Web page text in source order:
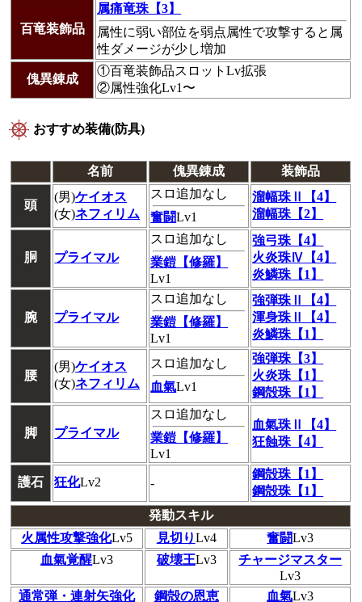
百竜装飾品
属痛竜珠【3】
属性に弱い部位を弱点属性で攻撃すると属
性ダメージが少し増加
傀異錬成
①百竜装飾品スロットLv拡張
②属性強化Lv1〜
おすすめ装備(防具)
名前 傀異錬成 装飾品
頭
(男)ケイオス
(女)ネフィリム
スロ追加なし
奮闘Lv1
溜幅珠Ⅱ【4】
溜幅珠【2】
胴 プライマル
スロ追加なし
業鎧【修羅】
Lv1
強弓珠【4】
火炎珠Ⅳ【4】
炎鱗珠【1】
腕 プライマル
スロ追加なし
業鎧【修羅】
Lv1
強弾珠Ⅱ【4】
渾身珠Ⅱ【4】
炎鱗珠【1】
腰
(男)ケイオス
(女)ネフィリム
スロ追加なし
血氣Lv1
強弾珠【3】
火炎珠【1】
鋼殻珠【1】
脚 プライマル
スロ追加なし
業鎧【修羅】
Lv1
血氣珠Ⅱ【4】
狂蝕珠【4】
護石 狂化Lv2 -
鋼殻珠【1】
鋼殻珠【1】
発動スキル
火属性攻撃強化Lv5 見切りLv4 奮闘Lv3
血氣覚醒Lv3 破壊王Lv3
チャージマスター
Lv3
通常弾・連射矢強化
鋼殻の恩恵 血氣Lv3